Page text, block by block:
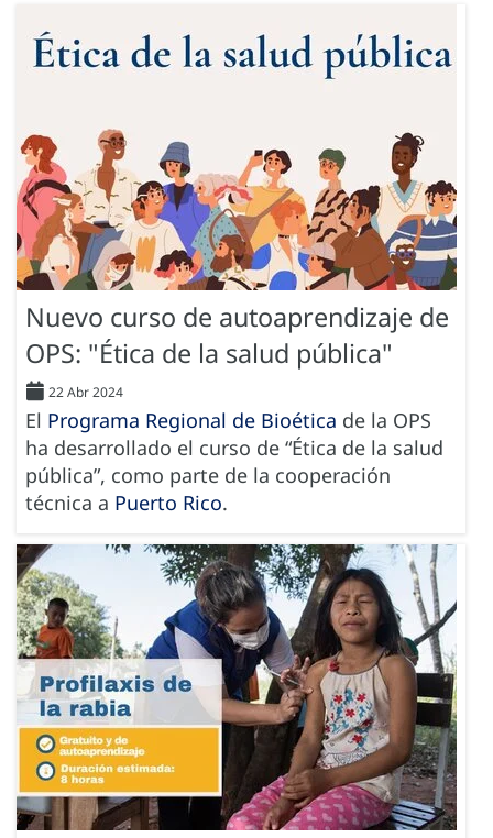
Nuevo curso de autoaprendizaje de
OPS: "Ética de la salud pública"
22 Abr 2024
El Programa Regional de Bioética de la OPS
ha desarrollado el curso de “Ética de la salud
pública”, como parte de la cooperación
técnica a Puerto Rico.